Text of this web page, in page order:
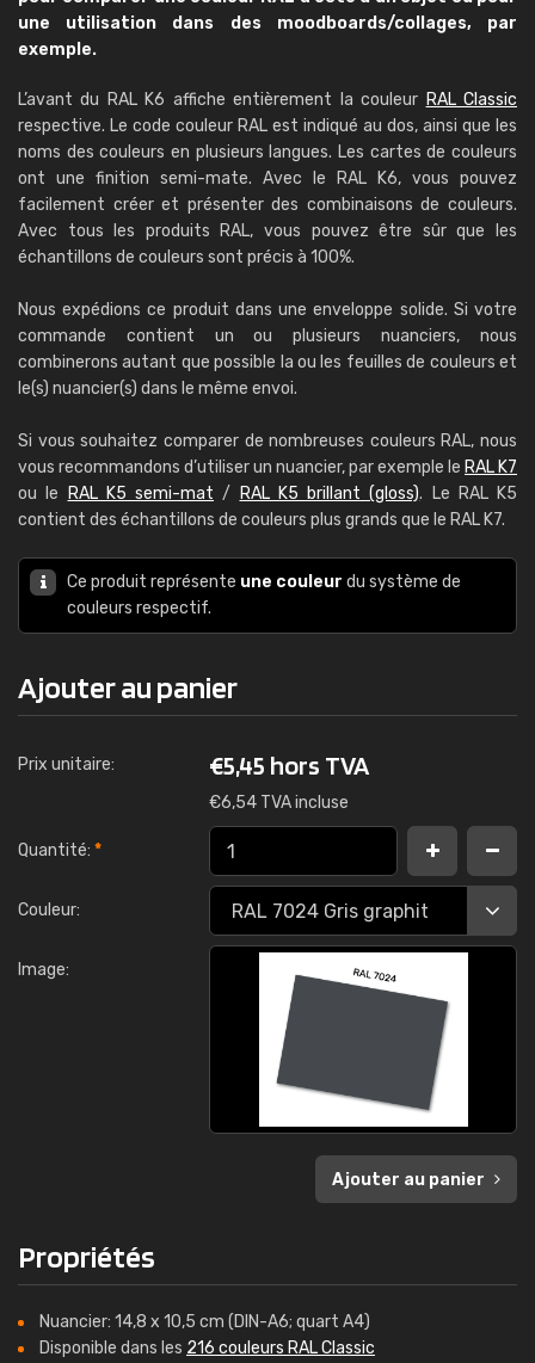
une utilisation dans des moodboards/collages, par
exemple.
L’avant du RAL K6 affiche entièrement la couleur RAL Classic
respective. Le code couleur RAL est indiqué au dos, ainsi que les
noms des couleurs en plusieurs langues. Les cartes de couleurs
ont une finition semi-mate. Avec le RAL K6, vous pouvez
facilement créer et présenter des combinaisons de couleurs.
Avec tous les produits RAL, vous pouvez être sûr que les
échantillons de couleurs sont précis à 100%.
Nous expédions ce produit dans une enveloppe solide. Si votre
commande contient un ou plusieurs nuanciers, nous
combinerons autant que possible la ou les feuilles de couleurs et
le(s) nuancier(s) dans le même envoi.
Si vous souhaitez comparer de nombreuses couleurs RAL, nous
vous recommandons d’utiliser un nuancier, par exemple le RAL K7
ou le
RAL K5 semi-mat / RAL K5 brillant (gloss). Le RAL K5
contient des échantillons de couleurs plus grands que le RAL K7.
Ce produit représente une couleur du système de
couleurs respectif.
Ajouter au panier
Prix unitaire: €5,45 hors TVA
€6,54 TVA incluse
Quantité: *
Couleur:
Image:
Ajouter au panier
Propriétés
Nuancier: 14,8 x 10,5 cm (DIN-A6; quart A4)
Disponible dans les 216 couleurs RAL Classic